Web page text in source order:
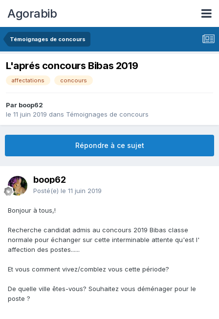
Agorabib
Témoignages de concours
L'aprés concours Bibas 2019
affectations concours
Par boop62
le 11 juin 2019 dans Témoignages de concours
Répondre à ce sujet
boop62
Posté(e) le 11 juin 2019
Bonjour à tous,!
Recherche candidat admis au concours 2019 Bibas classe
normale pour échanger sur cette interminable attente qu'est l'
affection des postes......
Et vous comment vivez/comblez vous cette période?
De quelle ville êtes-vous? Souhaitez vous déménager pour le
poste ?